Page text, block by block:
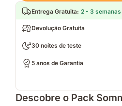
Entrega Gratuita: 2 - 3 semanas
Devolução Gratuita
30 noites de teste
5 anos de Garantia
Descobre o Pack